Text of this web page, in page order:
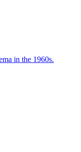
in the 1960s.